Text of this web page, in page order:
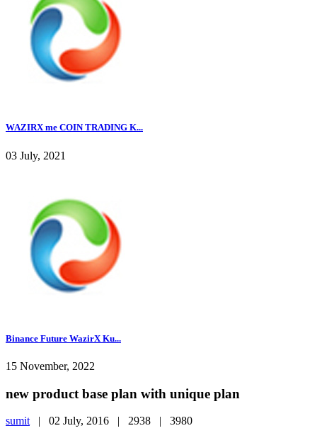
WAZIRX me COIN TRADING K...
03 July, 2021
Binance Future WazirX Ku...
15 November, 2022
new product base plan with unique plan
sumit | 02 July, 2016 | 2938 | 3980